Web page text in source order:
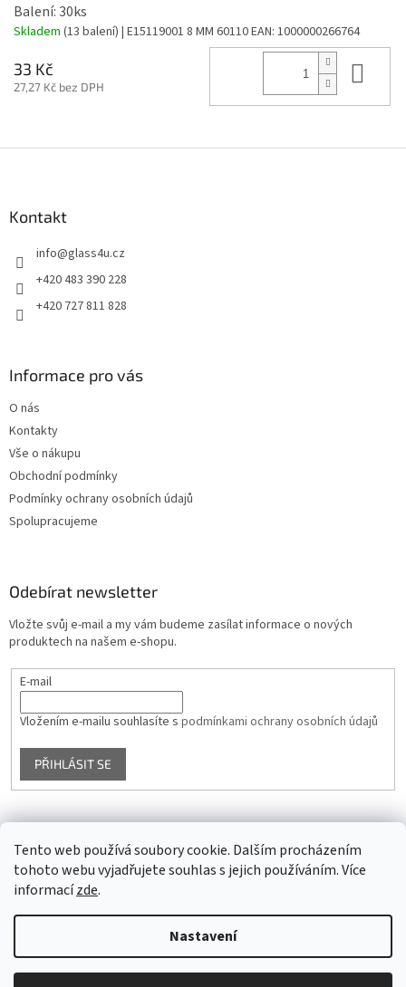
Tento web používá soubory cookie. Dalším procházením
tohoto webu vyjadřujete souhlas s jejich používáním. Více
informacízde.
Nastavení
Balení: 30ks
Skladem (13 balení) | E15119001 8 MM 60110EAN: 1000000266764
33 Kč
27,27 Kč bez DPH
Kontakt
info@glass4u.cz
+420 483 390 228
+420 727 811 828
Informace pro vás
O nás
Kontakty
Vše o nákupu
Obchodní podmínky
Podmínky ochrany osobních údajů
Spolupracujeme
Odebírat newsletter
Vložte svůj e-mail a my vám budeme zasílat informace o nových
produktech na našem e-shopu.
E-mail
Vložením e-mailu souhlasíte s podmínkami ochrany osobních údajů
PŘIHLÁSIT SE
Facebook
Copyright 2026Glass4u.cz. Všechna práva vyhrazena.Upravit